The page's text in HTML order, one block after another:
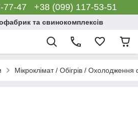
77-47 +38 (099) 117-53-51
та свинокомплексів
Мікроклімат / Обігрів /